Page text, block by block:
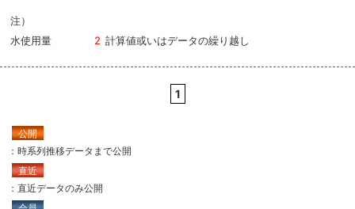
注）
水使用量
2 計算値或いはデータの繰り越し
1
公開
：時系列推移データまで公開
直近
：直近データのみ公開